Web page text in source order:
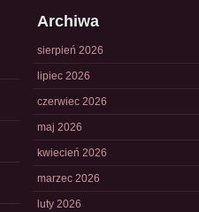
Archiwa
sierpień 2026
lipiec 2026
czerwiec 2026
maj 2026
kwiecień 2026
marzec 2026
luty 2026